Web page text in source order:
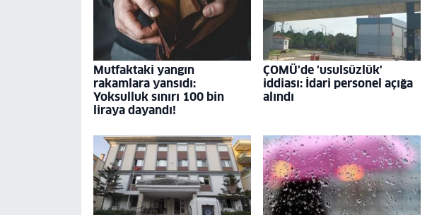
Mutfaktaki yangın
rakamlara yansıdı:
Yoksulluk sınırı 100 bin
liraya dayandı!
ÇOMÜ'de 'usulsüzlük'
iddiası: İdari personel açığa
alındı